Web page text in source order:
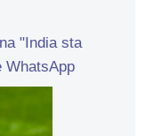
"India sta
WhatsApp